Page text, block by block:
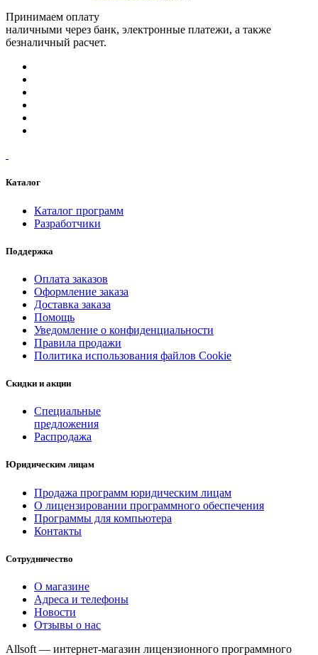
Принимаем оплату
наличными через банк, электронные платежи, а также
безналичный расчет.
Каталог
Каталог программ
Разработчики
Поддержка
Оплата заказов
Оформление заказа
Доставка заказа
Помощь
Уведомление о конфиденциальности
Правила продажи
Политика использования файлов Cookie
Скидки и акции
Специальные
предложения
Распродажа
Юридическим лицам
Продажа программ юридическим лицам
О лицензировании программного обеспечения
Программы для компьютера
Контакты
Сотрудничество
О магазине
Адреса и телефоны
Новости
Отзывы о нас
Allsoft — интернет-магазин лицензионного программного